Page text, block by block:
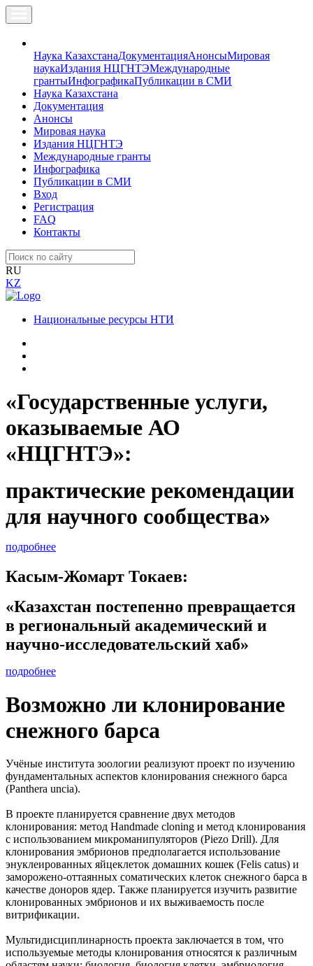
Наука КазахстанаДокументацияАнонсыМировая
наукаИздания НЦГНТЭМеждународные
грантыИнфографикаПубликации в СМИ
Наука Казахстана
Документация
Анонсы
Мировая наука
Издания НЦГНТЭ
Международные гранты
Инфографика
Публикации в СМИ
Вход
Регистрация
FAQ
Контакты
RU
KZ
Национальные ресурсы НТИ
«Государственные услуги,
оказываемые АО
«НЦГНТЭ»:
практические рекомендации
для научного сообщества»
подробнее
Касым-Жомарт Токаев:
«Казахстан постепенно превращается
в региональный академический и
научно-исследовательский хаб»
подробнее
Возможно ли клонирование
снежного барса
Учёные института зоологии реализуют проект по изучению
фундаментальных аспектов клонирования снежного барса
(Panthera uncia).
В проекте планируется сравнение двух методов
клонирования: метод Handmade cloning и метод клонирования
с использованием микроманипуляторов (Piezo Drill). Для
клонирования эмбрионов предполагается использование
энуклеированных яйцеклеток домашних кошек (Felis catus) и
заморожено-оттаянных соматических клеток снежного барса в
качестве доноров ядер. Также планируется изучить развитие
клонированных эмбрионов и их выживаемость после
витрификации.
Мультидисциплинарность проекта заключается в том, что
используемые методы клонирования относятся к различным